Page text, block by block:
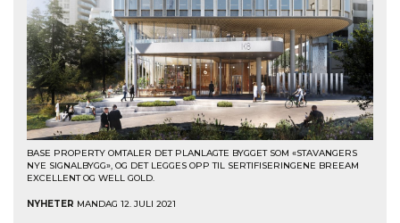
BASE PROPERTY OMTALER DET PLANLAGTE BYGGET SOM «STAVANGERS
NYE SIGNALBYGG», OG DET LEGGES OPP TIL SERTIFISERINGENE BREEAM
EXCELLENT OG WELL GOLD.
NYHETER MANDAG 12. JULI 2021